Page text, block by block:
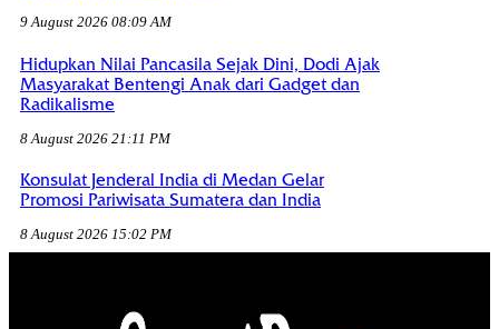
9 August 2026 08:09 AM
Hidupkan Nilai Pancasila Sejak Dini, Dodi Ajak
Masyarakat Bentengi Anak dari Gadget dan
Radikalisme
8 August 2026 21:11 PM
Konsulat Jenderal India di Medan Gelar
Promosi Pariwisata Sumatera dan India
8 August 2026 15:02 PM